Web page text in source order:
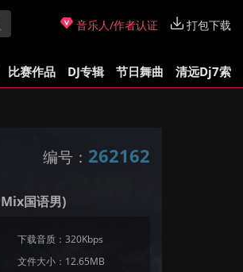
音乐人/作者认证 打包下载
比赛作品 DJ专辑 节日舞曲 清远Dj7索
编号： 262162
国语男)
下载音质：320Kbps
文件大小：12.65MB